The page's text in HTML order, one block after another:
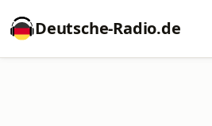
Deutsche-Radio.de